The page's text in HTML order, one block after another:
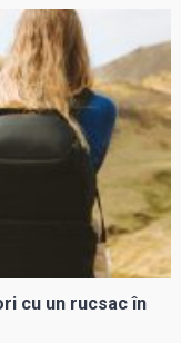
cu un rucsac în